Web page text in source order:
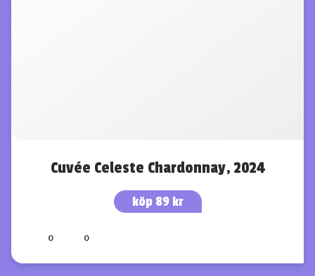
Cuvée Celeste Chardonnay, 2024
köp 89 kr
0 0